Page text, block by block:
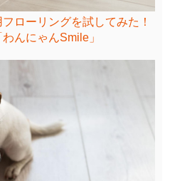
ローリングを試してみた！
んにゃんSmile」